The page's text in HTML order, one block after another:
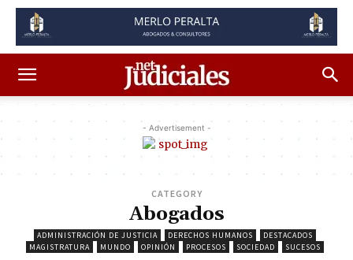
- Advertisement -
CATEGORY
Abogados
ADMINISTRACIÓN DE JUSTICIA DERECHOS HUMANOS
DESTACADOS
MAGISTRATURA
MUNDO OPINIÓN PROCESOS SOCIEDAD SUCESOS